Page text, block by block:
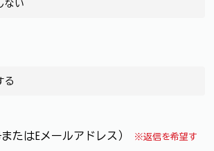
ない
る
たはEメールアドレス）
※返信を希望す